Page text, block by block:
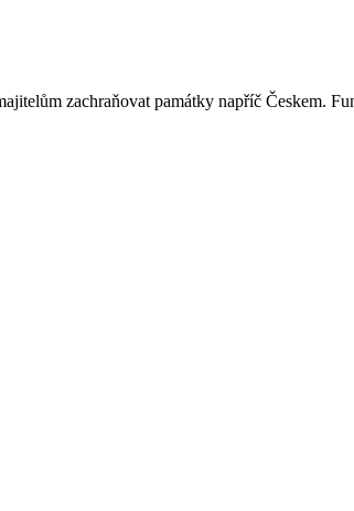
zachraňovat památky napříč Českem.